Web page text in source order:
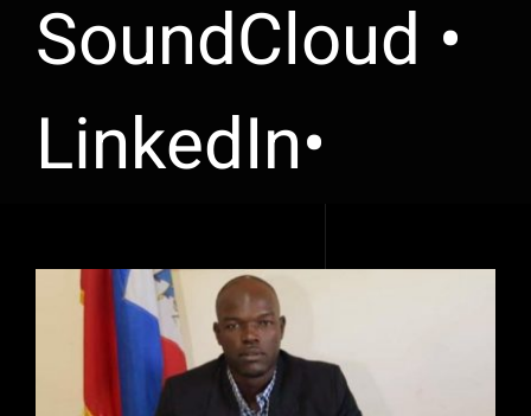
SoundCloud •
LinkedIn•
l'image
agrandie